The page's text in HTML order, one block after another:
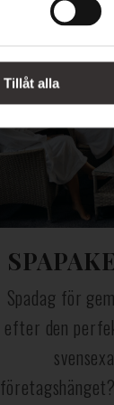
Tillåt alla
Spadag för
efter den